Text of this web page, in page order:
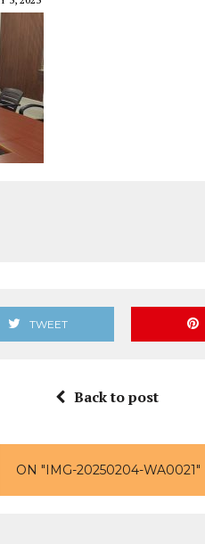
TWEET
Back to post
ON "IMG-20250204-WA0021"